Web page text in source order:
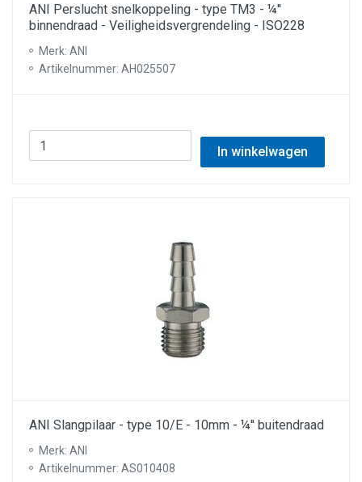
ANI Perslucht snelkoppeling - type TM3 - ¼''
binnendraad - Veiligheidsvergrendeling - ISO228
Merk: ANI
Artikelnummer: AH025507
In winkelwagen
ANI Slangpilaar - type 10/E - 10mm - ¼'' buitendraad
Merk: ANI
Artikelnummer: AS010408